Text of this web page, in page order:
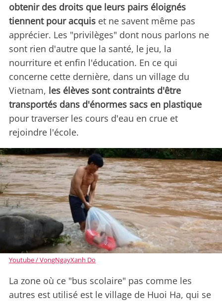
obtenir des droits que leurs pairs éloignés
tiennent pour acquis et ne savent même pas
apprécier. Les "privilèges" dont nous parlons ne
sont rien d'autre que la santé, le jeu, la
nourriture et enfin l'éducation. En ce qui
concerne cette dernière, dans un village du
Vietnam, les élèves sont contraints d'être
transportés dans d'énormes sacs en plastique
pour traverser les cours d'eau en crue et
rejoindre l'école.
Youtube / VongNgayXanh Do
La zone où ce "bus scolaire" pas comme les
autres est utilisé est le village de Huoi Ha, qui se